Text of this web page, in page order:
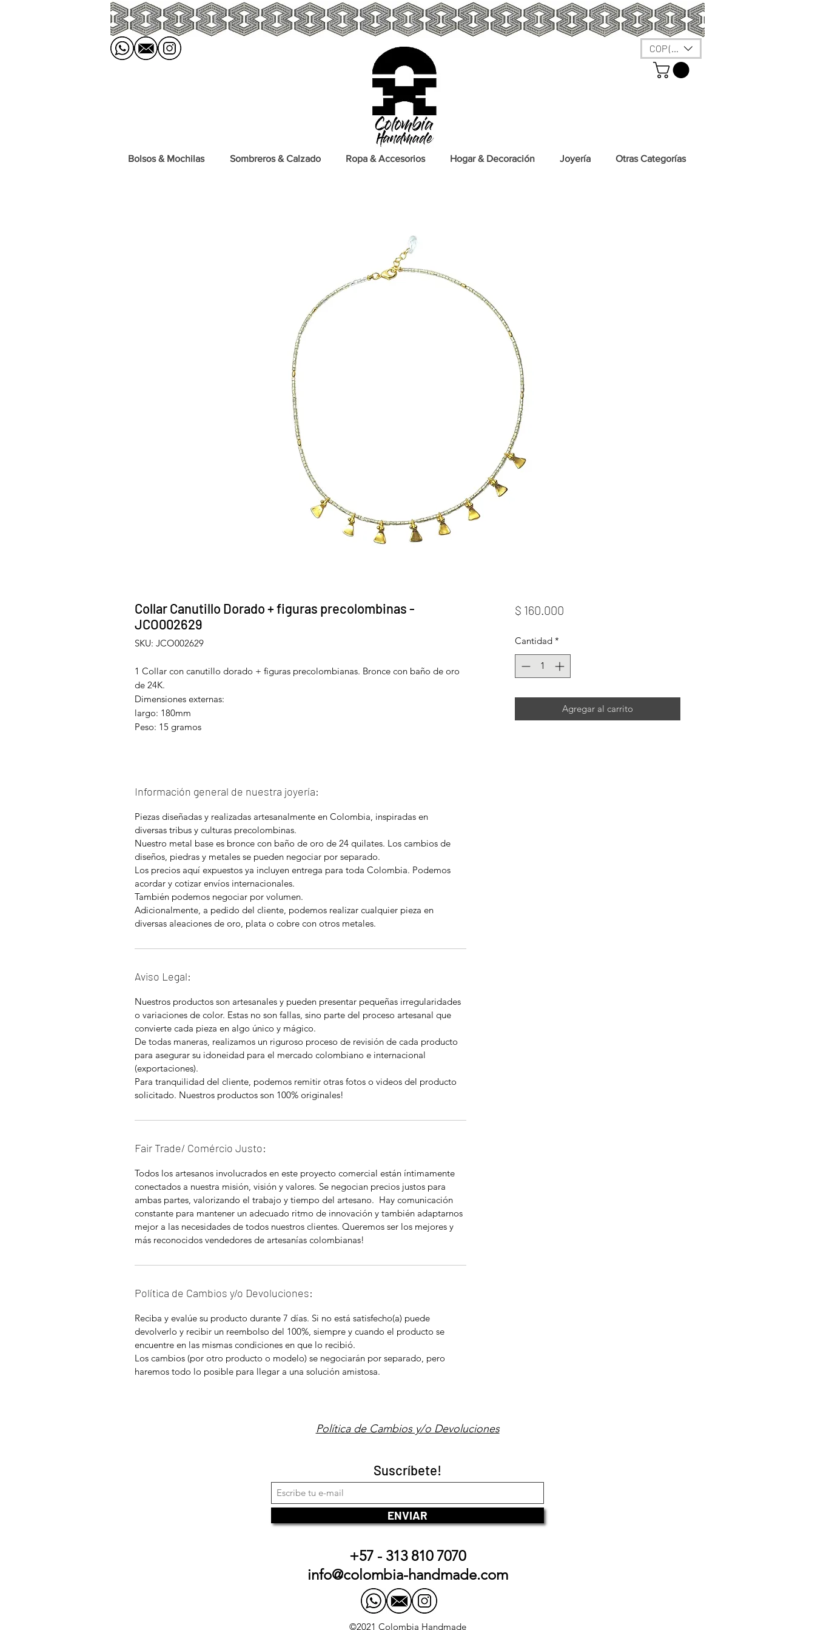
COP ($)
Bolsos & Mochilas Sombreros & Calzado Ropa & Accesorios Hogar & Decoración Joyería Otras Categorías
Collar Canutillo Dorado + figuras precolombinas -
JCO002629
SKU: JCO002629
1 Collar con canutillo dorado + figuras precolombianas. Bronce con baño de oro
de 24K.
Dimensiones externas:
largo: 180mm
Peso: 15 gramos
Información general de nuestra joyería:
Piezas diseñadas y realizadas artesanalmente en Colombia, inspiradas en
diversas tribus y culturas precolombinas.
Nuestro metal base es bronce con baño de oro de 24 quilates. Los cambios de
diseños, piedras y metales se pueden negociar por separado.
Los precios aquí expuestos ya incluyen entrega para toda Colombia. Podemos
acordar y cotizar envíos internacionales.
También podemos negociar por volumen.
Adicionalmente, a pedido del cliente, podemos realizar cualquier pieza en
diversas aleaciones de oro, plata o cobre con otros metales.
Aviso Legal:
Nuestros productos son artesanales y pueden presentar pequeñas irregularidades
o variaciones de color. Estas no son fallas, sino parte del proceso artesanal que
convierte cada pieza en algo único y mágico.
De todas maneras, realizamos un riguroso proceso de revisión de cada producto
para asegurar su idoneidad para el mercado colombiano e internacional
(exportaciones).
Para tranquilidad del cliente, podemos remitir otras fotos o videos del producto
solicitado. Nuestros productos son 100% originales!
Fair Trade/ Comércio Justo:
Todos los artesanos involucrados en este proyecto comercial están íntimamente
conectados a nuestra misión, visión y valores. Se negocian precios justos para
ambas partes, valorizando el trabajo y tiempo del artesano. Hay comunicación
constante para mantener un adecuado ritmo de innovación y también adaptarnos
mejor a las necesidades de todos nuestros clientes. Queremos ser los mejores y
más reconocidos vendedores de artesanías colombianas!
Política de Cambios y/o Devoluciones:
Reciba y evalúe su producto durante 7 días. Si no está satisfecho(a) puede
devolverlo y recibir un reembolso del 100%, siempre y cuando el producto se
encuentre en las mismas condiciones en que lo recibió.
Los cambios (por otro producto o modelo) se negociarán por separado, pero
haremos todo lo posible para llegar a una solución amistosa.
$ 160.000Precio
Cantidad *
Agregar al carrito
Política de Cambios y/o Devoluciones
Suscríbete!
ENVIAR
+57 - 313 810 7070
info@colombia-handmade.com
©2021 Colombia Handmade